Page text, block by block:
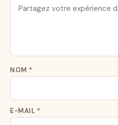
NOM *
E-MAIL *